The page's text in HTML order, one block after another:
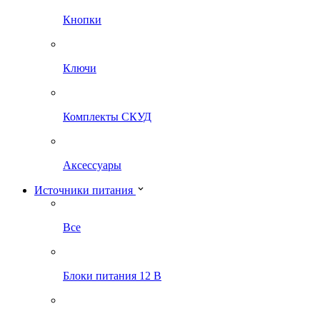
Кнопки
Ключи
Комплекты СКУД
Аксессуары
Источники питания
Все
Блоки питания 12 В